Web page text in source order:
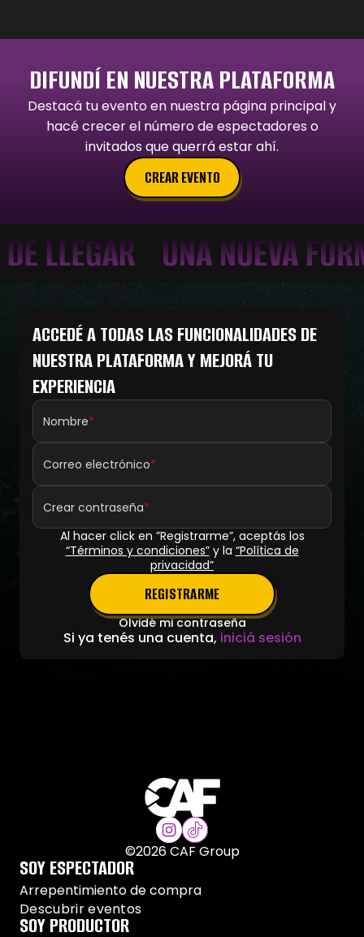
DIFUNDÍ EN NUESTRA PLATAFORMA
Destacá tu evento en nuestra página principal y
hacé crecer el número de espectadores o
invitados que querrá estar ahí.
CREAR EVENTO
UNA NUEVA
ACCEDÉ A TODAS LAS FUNCIONALIDADES DE
NUESTRA PLATAFORMA Y MEJORÁ TU
EXPERIENCIA
Nombre
Correo electrónico
Crear contraseña
Al hacer click en ”Registrarme”, aceptás los
“Términos y condiciones” y la “Política de
privacidad”
REGISTRARME
Olvidé mi contraseña
Si ya tenés una cuenta, iniciá sesión
©2026CAF Group
SOY ESPECTADOR
Arrepentimiento de compra
Descubrir eventos
SOY PRODUCTOR